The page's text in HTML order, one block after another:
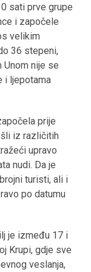
sati prve grupe
i započele
velikim
36 stepeni,
Unom nije se
i ljepotama
prije
iz različitih
upravo
nudi. Da je
turisti, ali i
po datumu
je između 17 i
Krupi, gdje sve
veslanja,